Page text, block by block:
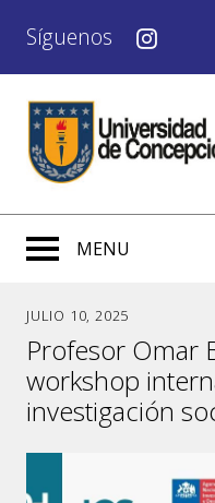
Síguenos
MENU
JULIO 10, 2025
Profesor Omar
workshop
investigación